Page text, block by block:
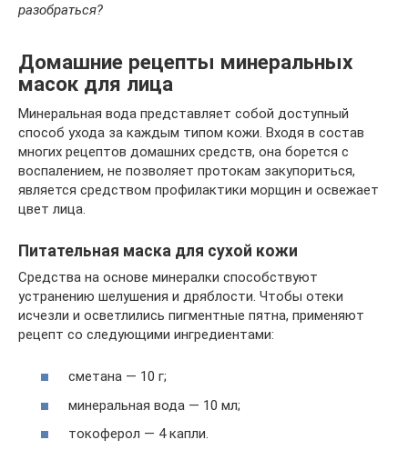
разобраться?
Домашние рецепты минеральных
масок для лица
Минеральная вода представляет собой доступный
способ ухода за каждым типом кожи. Входя в состав
многих рецептов домашних средств, она борется с
воспалением, не позволяет протокам закупориться,
является средством профилактики морщин и освежает
цвет лица.
Питательная маска для сухой кожи
Средства на основе минералки способствуют
устранению шелушения и дряблости. Чтобы отеки
исчезли и осветлились пигментные пятна, применяют
рецепт со следующими ингредиентами:
сметана — 10 г;
минеральная вода — 10 мл;
токоферол — 4 капли.